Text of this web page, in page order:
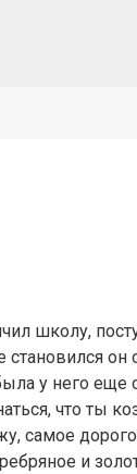
школу,
становился
у него
что ты
и